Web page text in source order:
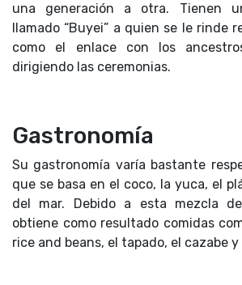
una generación a otra. Tienen
llamado “Buyei” a quien se le rinde
como el enlace con los
dirigiendo las ceremonias.
Gastronomía
Su gastronomía varía bastante
que se basa en el coco, la yuca, el
del mar. Debido a esta mezcla
obtiene como resultado comidas
rice and beans, el tapado, el cazabe